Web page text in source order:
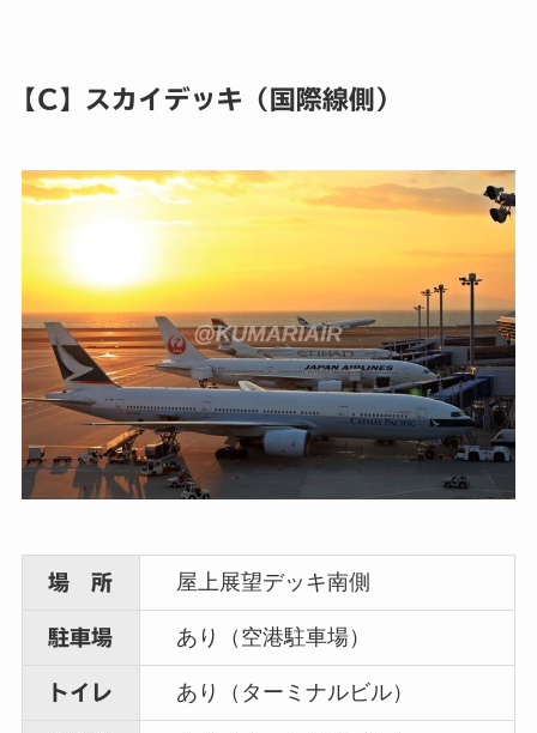
【C】スカイデッキ（国際線側）
場 所 屋上展望デッキ南側
駐車場 あり（空港駐車場）
トイレ あり（ターミナルビル）